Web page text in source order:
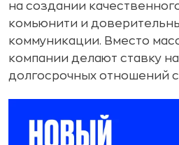
на создании
комьюнити и
коммуникации. Вместо
компании делают ставку
долгосрочных отношений